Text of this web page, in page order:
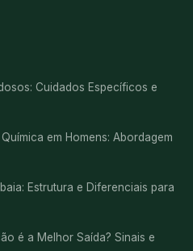
Cuidados Específicos e
em Homens: Abordagem
Estrutura e Diferenciais para
é a Melhor Saída? Sinais e